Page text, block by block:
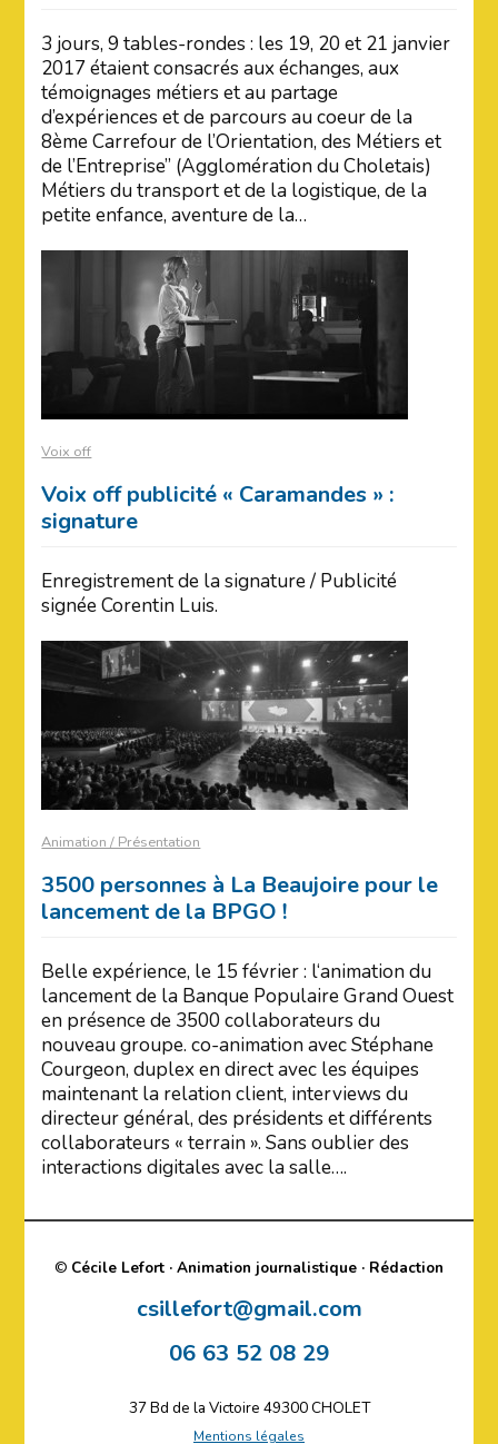
3 jours, 9 tables-rondes : les 19, 20 et 21 janvier
2017 étaient consacrés aux échanges, aux
témoignages métiers et au partage
d’expériences et de parcours au coeur de la
8ème Carrefour de l’Orientation, des Métiers et
de l’Entreprise” (Agglomération du Choletais)
Métiers du transport et de la logistique, de la
petite enfance, aventure de la…
Voix off
Voix off publicité « Caramandes » :
signature
Enregistrement de la signature / Publicité
signée Corentin Luis.
Animation / Présentation
3500 personnes à La Beaujoire pour le
lancement de la BPGO !
Belle expérience, le 15 février : l‘animation du
lancement de la Banque Populaire Grand Ouest
en présence de 3500 collaborateurs du
nouveau groupe. co-animation avec Stéphane
Courgeon, duplex en direct avec les équipes
maintenant la relation client, interviews du
directeur général, des présidents et différents
collaborateurs « terrain ». Sans oublier des
interactions digitales avec la salle….
© Cécile Lefort · Animation journalistique · Rédaction
csillefort@gmail.com
06 63 52 08 29
37 Bd de la Victoire 49300 CHOLET
Mentions légales